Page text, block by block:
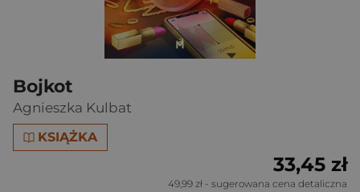
Bojkot
Agnieszka Kulbat
KSIĄŻKA
33,45 zł
49,99 zł - sugerowana cena detaliczna